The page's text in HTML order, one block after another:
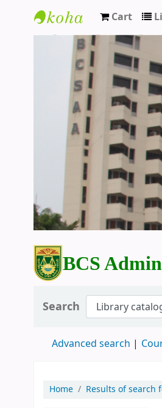
BCS Administration
Cart
BCS
Search
Advanced search
Home Results of search